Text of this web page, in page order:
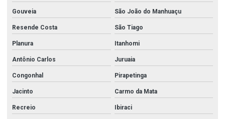
Gouveia São João do Manhuaçu
Resende Costa São Tiago
Planura Itanhomi
Antônio Carlos Juruaia
Congonhal Pirapetinga
Jacinto Carmo da Mata
Recreio Ibiraci